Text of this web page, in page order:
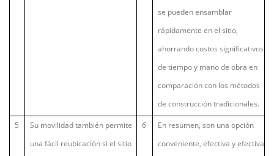
se pueden ensamblar
rápidamente en el sitio,
ahorrando costos significativos
de tiempo y mano de obra en
comparación con los métodos
de construcción tradicionales.
5
Su movilidad también permite
una fácil reubicación si el sitio
6
En resumen, son una opción
conveniente, efectiva y efectiva